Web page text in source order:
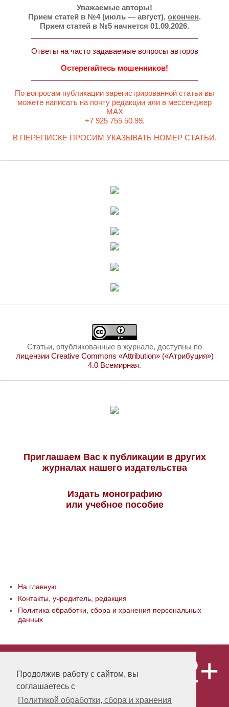
Продолжив работу с сайтом, вы
соглашаетесь с
Политикой обработки, сбора и хранения
Уважаемые авторы!
Прием статей в №4 (июль — август), окончен.
Прием статей в №5 начнется 01.09.2026.
Ответы на часто задаваемые вопросы авторов
Остерегайтесь мошенников!
По вопросам публикации зарегистрированной статьи вы
можете написать на почту редакции или в мессенджер
MAX
+7 925 755 50 99.
В ПЕРЕПИСКЕ ПРОСИМ УКАЗЫВАТЬ НОМЕР СТАТЬИ.
Статьи, опубликованные в журнале, доступны по
лицензии Creative Commons «Attribution» («Атрибуция»)
4.0 Всемирная.
Приглашаем Вас к публикации в других
журналах нашего издательства
Издать монографию
или учебное пособие
На главную
Контакты, учредитель, редакция
Политика обработки, сбора и хранения персональных
данных
«Publishing company «World of science»,
LLC Материалы, размещенные на сайте,
охраняются Законом о защите авторских
прав. Публикация любых материалов
12+